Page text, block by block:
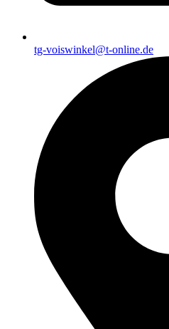
tg-voiswinkel@t-online.de